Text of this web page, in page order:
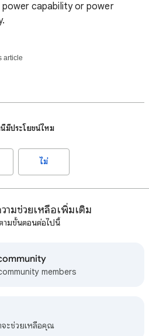
capability or power
article
มีประโยชน์ไหม
ไม่
ามช่วยเหลือเพิ่มเติม
ามขั้นตอนต่อไปนี้
members
จะช่วยเหลือคุณ